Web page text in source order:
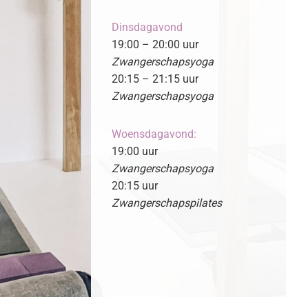
Dinsdagavond
19:00 – 20:00 uur
Zwangerschapsyoga
20:15 – 21:15 uur
Zwangerschapsyoga
Woensdagavond:
19:00 uur
Zwangerschapsyoga
20:15 uur
Zwangerschapspilates